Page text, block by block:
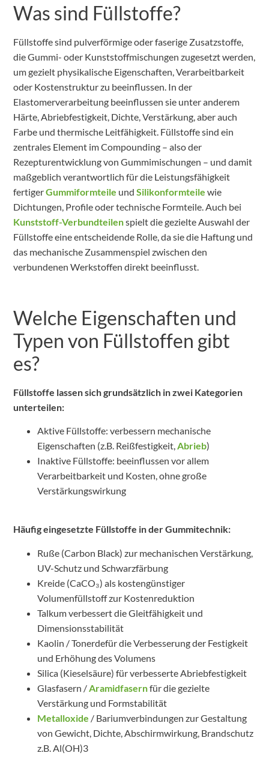
Was sind Füllstoffe?
Füllstoffe sind pulverförmige oder faserige Zusatzstoffe,
die Gummi- oder Kunststoffmischungen zugesetzt werden,
um gezielt physikalische Eigenschaften, Verarbeitbarkeit
oder Kostenstruktur zu beeinflussen. In der
Elastomerverarbeitung beeinflussen sie unter anderem
Härte, Abriebfestigkeit, Dichte, Verstärkung, aber auch
Farbe und thermische Leitfähigkeit. Füllstoffe sind ein
zentrales Element im Compounding – also der
Rezepturentwicklung von Gummimischungen – und damit
maßgeblich verantwortlich für die Leistungsfähigkeit
fertigerGummiformteile und Silikonformteile wie
Dichtungen, Profile oder technische Formteile. Auch bei
Kunststoff-Verbundteilenspielt die gezielte Auswahl der
Füllstoffe eine entscheidende Rolle, da sie die Haftung und
das mechanische Zusammenspiel zwischen den
verbundenen Werkstoffen direkt beeinflusst.
Welche Eigenschaften und
Typen von Füllstoffen gibt
es?
Füllstoffe lassen sich grundsätzlich in zwei Kategorien
unterteilen:
Aktive Füllstoffe: verbessern mechanische
Eigenschaften (z.B. Reißfestigkeit,Abrieb)
Inaktive Füllstoffe: beeinflussen vor allem
Verarbeitbarkeit und Kosten, ohne große
Verstärkungswirkung
Häufig eingesetzte Füllstoffe in der Gummitechnik:
Ruße (Carbon Black) zur mechanischen Verstärkung,
UV-Schutz und Schwarzfärbung
Kreide (CaCO₃) als kostengünstiger
Volumenfüllstoff zur Kostenreduktion
Talkum verbessert die Gleitfähigkeit und
Dimensionsstabilität
Kaolin / Tonerdefür die Verbesserung der Festigkeit
und Erhöhung des Volumens
Silica (Kieselsäure) für verbesserte Abriebfestigkeit
Glasfasern / Aramidfasernfür die gezielte
Verstärkung und Formstabilität
Metalloxide / Bariumverbindungen zur Gestaltung
von Gewicht, Dichte, Abschirmwirkung, Brandschutz
z.B. Al(OH)3